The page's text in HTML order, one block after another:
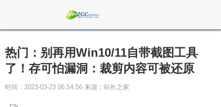
热门：别再用Win10/11自带截图工具
了！存可怕漏洞：裁剪内容可被还原
时间：2023-03-23 06:54:56 来源：站长之家